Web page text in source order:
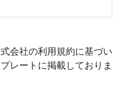
会社の利用規約に基づい
レートに掲載しておりま